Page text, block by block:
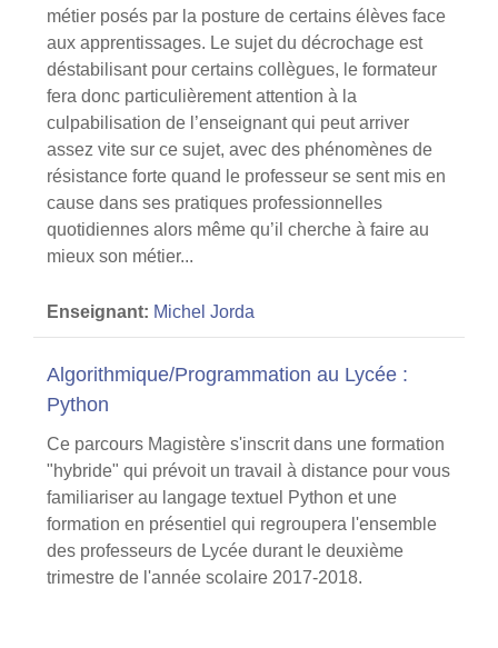
métier posés par la posture de certains élèves face
aux apprentissages. Le sujet du décrochage est
déstabilisant pour certains collègues, le formateur
fera donc particulièrement attention à la
culpabilisation de l’enseignant qui peut arriver
assez vite sur ce sujet, avec des phénomènes de
résistance forte quand le professeur se sent mis en
cause dans ses pratiques professionnelles
quotidiennes alors même qu’il cherche à faire au
mieux son métier...
Enseignant: Michel Jorda
Algorithmique/Programmation au Lycée :
Python
Ce parcours Magistère s'inscrit dans une formation
"hybride" qui prévoit un travail à distance pour vous
familiariser au langage textuel Python et une
formation en présentiel qui regroupera l'ensemble
des professeurs de Lycée durant le deuxième
trimestre de l'année scolaire 2017-2018.